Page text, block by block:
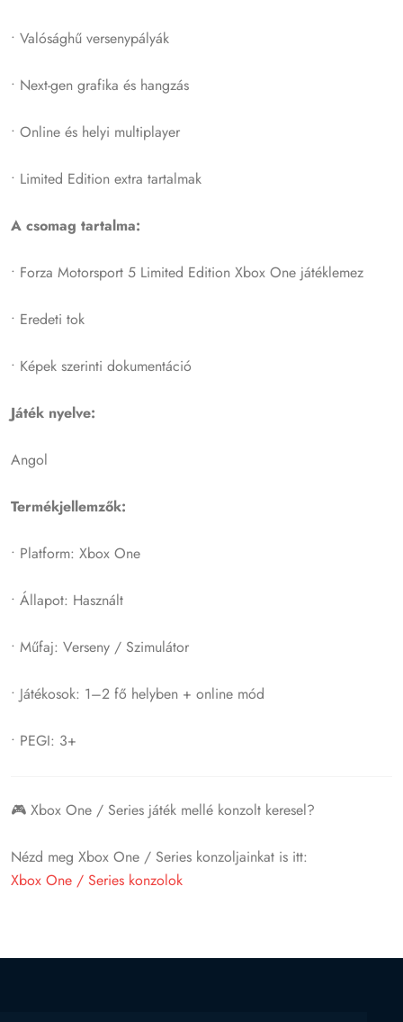
• Valósághű versenypályák
• Next-gen grafika és hangzás
• Online és helyi multiplayer
• Limited Edition extra tartalmak
A csomag tartalma:
• Forza Motorsport 5 Limited Edition Xbox One játéklemez
• Eredeti tok
• Képek szerinti dokumentáció
Játék nyelve:
Angol
Termékjellemzők:
• Platform: Xbox One
• Állapot: Használt
• Műfaj: Verseny / Szimulátor
• Játékosok: 1–2 fő helyben + online mód
• PEGI: 3+
🎮 Xbox One / Series játék mellé konzolt keresel?
Nézd meg Xbox One / Series konzoljainkat is itt:
Xbox One / Series konzolok